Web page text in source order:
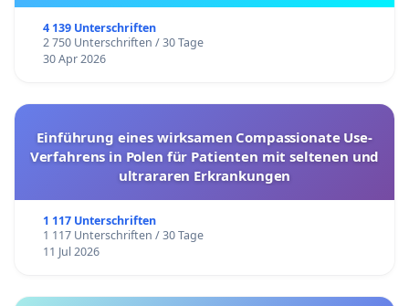
4 139 Unterschriften
2 750 Unterschriften / 30 Tage
30 Apr 2026
Einführung eines wirksamen Compassionate Use-
Verfahrens in Polen für Patienten mit seltenen und
ultrararen Erkrankungen
1 117 Unterschriften
1 117 Unterschriften / 30 Tage
11 Jul 2026